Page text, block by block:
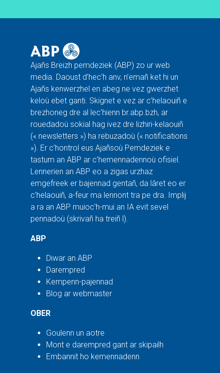
Ajañs Breizh pemdeziek (ABP) zo ur web
media. Daoust d’hec’h anv, n’emañ ket hi un
Ajañs kenwerzhel en abeg ne vez gwerzhet
keloù ebet ganti. Skignet e vez ar c’helaouiñ e
brezhoneg dre al lec’hienn br.abp.bzh, ar
rouedadoù sokial hag ivez dre lizhiri-kelaouiñ
(« newsletters ») ha rebuzadoù (« notifications
»). Er c’hontrol eus Ajañsoù Pemdeziek e
tastum an ABP ar c’hemennadennoù ofisiel.
Lennerien an ABP eo a zigas urzhaz
emgefreek er bajennad gentañ, da lâret eo er
c’helaouiñ, a-feur ma lennont tra pe dra. Implij
a ra an ABP muioc’h-mui an IA evit sevel
pennadoù (skrivañ ha treiñ l).
ABP
Diwar an ABP
Darempred
Kempenn-pajennad
Blog ar webmaster
OBER
Goulenn un aotre
Mont e darempred gant ar skipailh
Embannit ho kemennadenn